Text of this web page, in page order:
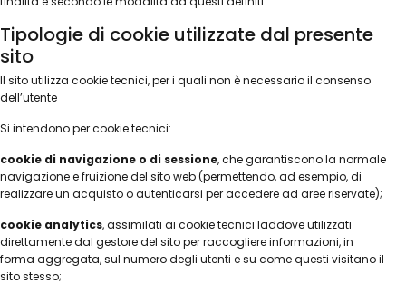
Tipologie di cookie utilizzate dal presente
sito
Il sito utilizza cookie tecnici, per i quali non è necessario il consenso
dell’utente
Si intendono per cookie tecnici:
cookie di navigazione o di sessione, che garantiscono la normale
navigazione e fruizione del sito web (permettendo, ad esempio, di
realizzare un acquisto o autenticarsi per accedere ad aree riservate);
cookie analytics, assimilati ai cookie tecnici laddove utilizzati
direttamente dal gestore del sito per raccogliere informazioni, in
forma aggregata, sul numero degli utenti e su come questi visitano il
sito stesso;